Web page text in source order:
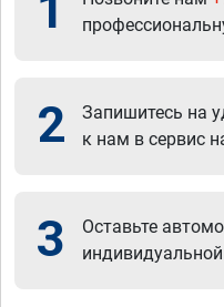
2
Запишитесь на
к нам в сервис
3
Оставьте